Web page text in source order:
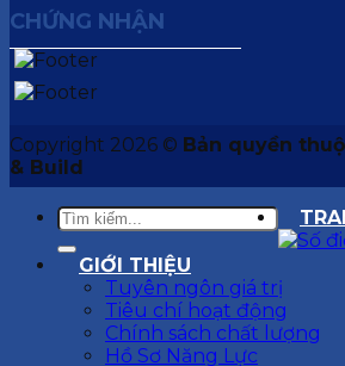
CHỨNG NHẬN
Copyright 2026 © Bản quyền
& Build
GIỚI THIỆU
Tuyên ngôn giá trị
Tiêu chí hoạt động
Chính sách chất lượng
Hồ Sơ Năng Lực